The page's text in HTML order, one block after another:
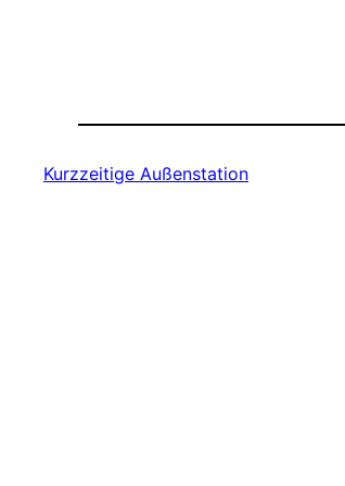
Kurzzeitige Außenstation